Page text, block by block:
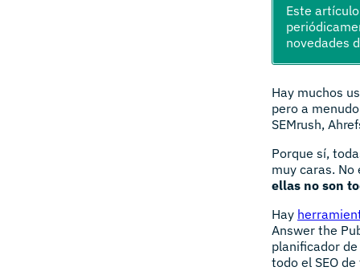
Este
novedades
Hay muchos
pero a
SEMrush,
Porque sí,
muy caras.
ellas no son
Hay
Answer the
planificador
todo el SEO